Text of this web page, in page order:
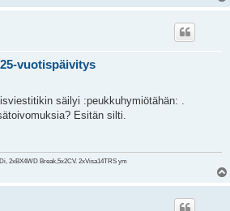
vuotispäivitys
säilyi :peukkuhymiötähän: .
Esitän silti.
2xBX4WD Break,5x2CV. 2xVisa14TRS ym